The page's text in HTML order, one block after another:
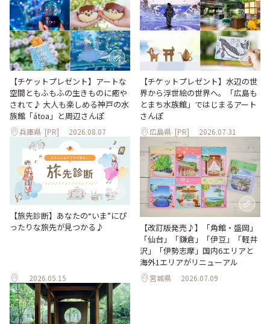
【チケットプレゼント】アートな
空間ともふもふの生きものに癒や
されて♪ 大人も楽しめる神戸の水
族館「átoa」と周辺さんぽ
兵庫県 [PR] 2026.08.07
【チケットプレゼント】水辺の世
界から浮世絵の世界へ。「広島も
とまち水族館」ではじまるアート
さんぽ
広島県 [PR] 2026.07.31
【旅先診断】あなたの“いま”にぴ
ったりな旅先が見つかる♪
2026.05.15
【改訂版発売♪】「角館・盛岡」
「仙台」「鎌倉」「伊豆」「軽井
沢」「伊勢志摩」国内6エリアと
海外1エリアがリニューアル
宮城県 2026.07.09